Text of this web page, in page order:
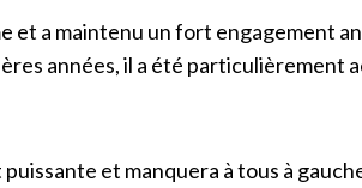
et a maintenu un fort engagement
années, il a été particulièrement
et manquera à tous à